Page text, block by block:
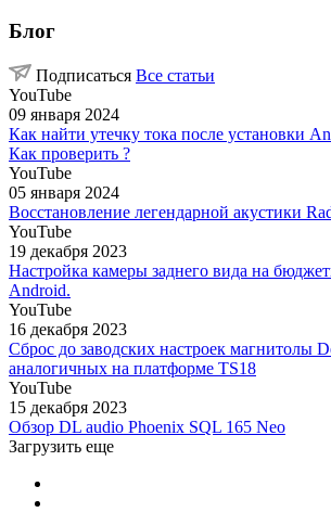
Блог
Подписаться Все статьи
YouTube
09 января 2024
Как найти утечку тока после установки
Как проверить ?
YouTube
05 января 2024
Восстановление легендарной акустики
YouTube
19 декабря 2023
Настройка камеры заднего вида на
Android.
YouTube
16 декабря 2023
Сброс до заводских настроек магнитолы
аналогичных на платформе TS18
YouTube
15 декабря 2023
Обзор DL audio Phoenix SQL 165 Neo
Загрузить еще